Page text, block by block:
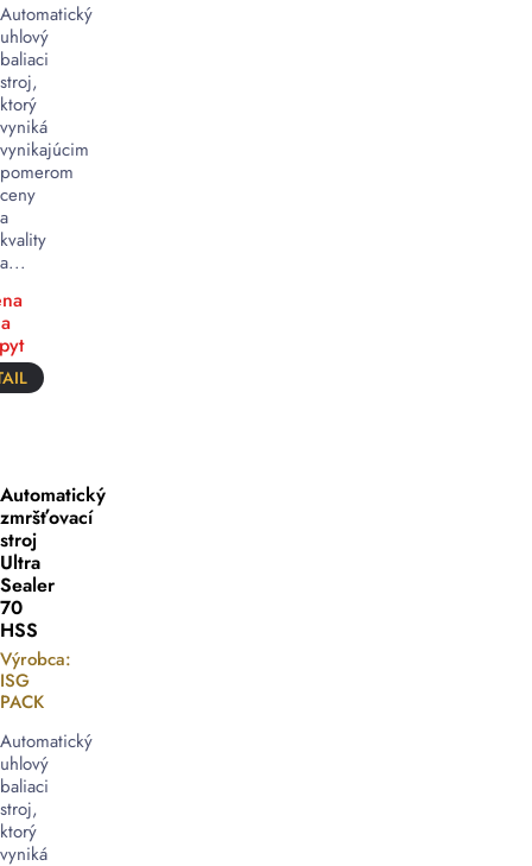
Automatický
uhlový
baliaci
stroj,
ktorý
vyniká
vynikajúcim
pomerom
ceny
a
kvality
a...
Automatický
zmršťovací
stroj
Ultra
Sealer
70
HSS
Výrobca:
ISG
PACK
Automatický
uhlový
baliaci
stroj,
ktorý
vyniká